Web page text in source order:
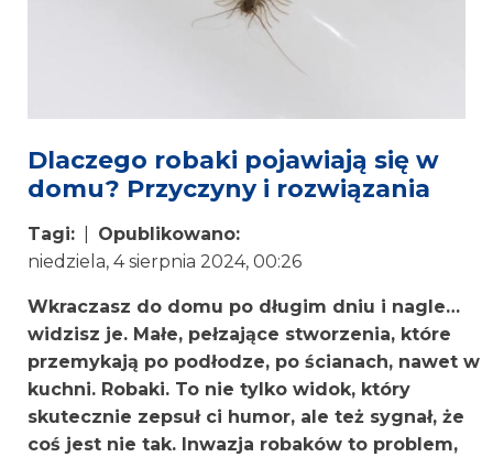
Dlaczego robaki pojawiają się w
domu? Przyczyny i rozwiązania
Tagi:
Opublikowano:
niedziela, 4 sierpnia 2024, 00:26
Wkraczasz do domu po długim dniu i nagle…
widzisz je. Małe, pełzające stworzenia, które
przemykają po podłodze, po ścianach, nawet w
kuchni. Robaki. To nie tylko widok, który
skutecznie zepsuł ci humor, ale też sygnał, że
coś jest nie tak. Inwazja robaków to problem,